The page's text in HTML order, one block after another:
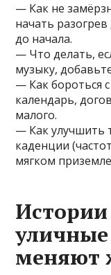
— Как не
начать
до начала.
— Что делать,
музыку,
— Как бороться
календарь,
малого.
— Как улучшить
каденции
мягком
Истории
меняют